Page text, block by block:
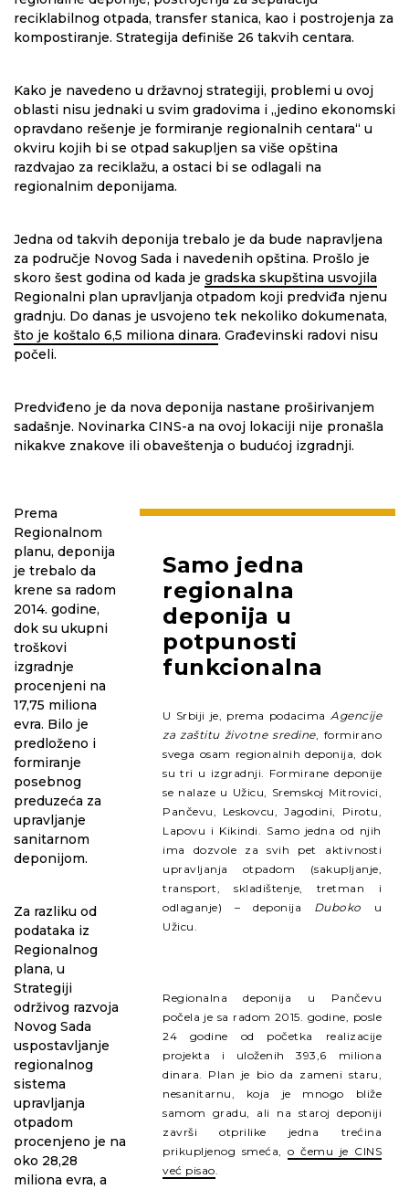
reciklabilnog otpada, transfer stanica, kao i postrojenja za
kompostiranje. Strategija definiše 26 takvih centara.
Kako je navedeno u državnoj strategiji, problemi u ovoj
oblasti nisu jednaki u svim gradovima i „jedino ekonomski
opravdano rešenje je formiranje regionalnih centara“ u
okviru kojih bi se otpad sakupljen sa više opština
razdvajao za reciklažu, a ostaci bi se odlagali na
regionalnim deponijama.
Jedna od takvih deponija trebalo je da bude napravljena
za područje Novog Sada i navedenih opština. Prošlo je
skoro šest godina od kada je gradska skupština usvojila
Regionalni plan upravljanja otpadom koji predviđa njenu
gradnju. Do danas je usvojeno tek nekoliko dokumenata,
što je koštalo 6,5 miliona dinara. Građevinski radovi nisu
počeli.
Predviđeno je da nova deponija nastane proširivanjem
sadašnje. Novinarka CINS-a na ovoj lokaciji nije pronašla
nikakve znakove ili obaveštenja o budućoj izgradnji.
Samo jedna
regionalna
deponija u
potpunosti
funkcionalna
U Srbiji je, prema podacima Agencije
za zaštitu životne sredine, formirano
svega osam regionalnih deponija, dok
su tri u izgradnji. Formirane deponije
se nalaze u Užicu, Sremskoj Mitrovici,
Pančevu, Leskovcu, Jagodini, Pirotu,
Lapovu i Kikindi. Samo jedna od njih
ima dozvole za svih pet aktivnosti
upravljanja otpadom (sakupljanje,
transport, skladištenje, tretman i
odlaganje) – deponija Duboko u
Užicu.
Regionalna deponija u Pančevu
počela je sa radom 2015. godine, posle
24 godine od početka realizacije
projekta i uloženih 393,6 miliona
dinara. Plan je bio da zameni staru,
nesanitarnu, koja je mnogo bliže
samom gradu, ali na staroj deponiji
završi otprilike jedna trećina
prikupljenog smeća, o čemu je CINS
već pisao.
Prema
Regionalnom
planu, deponija
je trebalo da
krene sa radom
2014. godine,
dok su ukupni
troškovi
izgradnje
procenjeni na
17,75 miliona
evra. Bilo je
predloženo i
formiranje
posebnog
preduzeća za
upravljanje
sanitarnom
deponijom.
Za razliku od
podataka iz
Regionalnog
plana, u
Strategiji
održivog razvoja
Novog Sada
uspostavljanje
regionalnog
sistema
upravljanja
otpadom
procenjeno je na
oko 28,28
miliona evra, a